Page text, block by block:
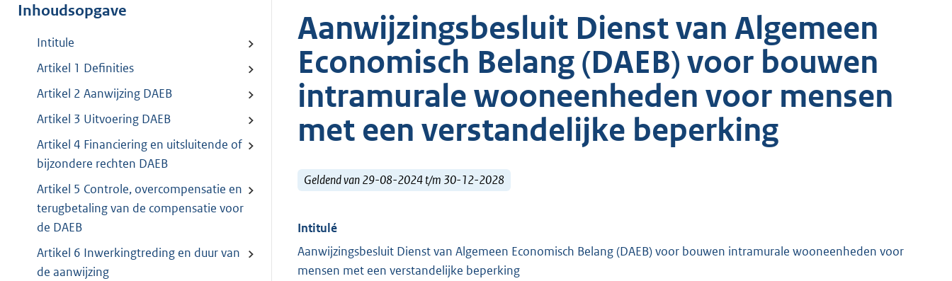
Inhoudsopgave
Intitule
Artikel 1 Definities
Artikel 2 Aanwijzing DAEB
Artikel 3 Uitvoering DAEB
Artikel 4 Financiering en uitsluitende of
bijzondere rechten DAEB
Artikel 5 Controle, overcompensatie en
terugbetaling van de compensatie voor
de DAEB
Artikel 6 Inwerkingtreding en duur van
de aanwijzing
Aanwijzingsbesluit Dienst van Algemeen
Economisch Belang (DAEB) voor bouwen
intramurale wooneenheden voor mensen
met een verstandelijke beperking
Geldend van 29-08-2024 t/m 30-12-2028
Intitulé
Aanwijzingsbesluit Dienst van Algemeen Economisch Belang (DAEB) voor bouwen intramurale wooneenheden voor
mensen met een verstandelijke beperking